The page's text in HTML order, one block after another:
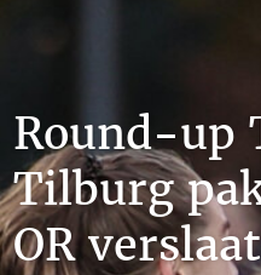
Round-up
Tilburg
OR